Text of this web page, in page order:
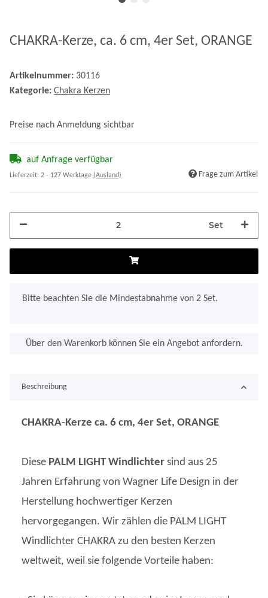
CHAKRA-Kerze, ca. 6 cm, 4er Set, ORANGE
Artikelnummer: 30116
Kategorie: Chakra Kerzen
Preise nach Anmeldung sichtbar
auf Anfrage verfügbar
Lieferzeit: 2 - 127 Werktage (Ausland) Frage zum Artikel
Set
xBitte beachten Sie die Mindestabnahme von 2 Set.
Über den Warenkorb können Sie ein Angebot anfordern.
Beschreibung
CHAKRA-Kerze ca. 6 cm, 4er Set, ORANGE
Diese PALM LIGHT Windlichter sind aus 25
Jahren Erfahrung von Wagner Life Design in der
Herstellung hochwertiger Kerzen
hervorgegangen. Wir zählen die PALM LIGHT
Windlichter CHAKRA zu den besten Kerzen
weltweit, weil sie folgende Vorteile haben: